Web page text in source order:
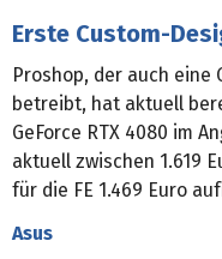
Erste Custom-
Proshop, der auch
betreibt, hat aktuell
GeForce RTX 4080 im
aktuell zwischen 1.619
für die FE 1.469 Euro
Asus